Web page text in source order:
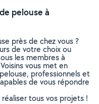
pelouse à
près de chez vous ?
de votre choix ou
les membres à
vous met en
professionnels et
de vous répondre
tous vos projets !